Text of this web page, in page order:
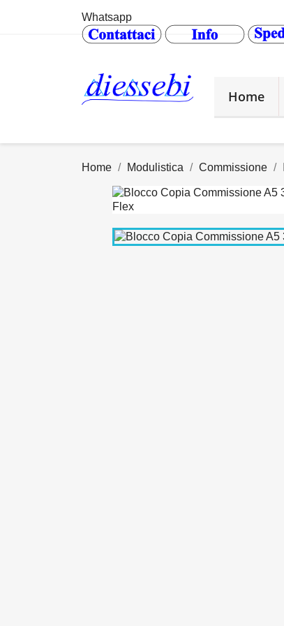
Whatsapp
Home
Home Modulistica Commissione